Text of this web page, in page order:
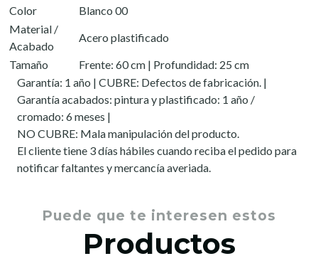
Color
Blanco 00
Material /
Acabado
Acero plastificado
Tamaño
Frente: 60 cm | Profundidad: 25 cm
Garantía: 1 año | CUBRE: Defectos de fabricación. |
Garantía acabados: pintura y plastificado: 1 año /
cromado: 6 meses |
NO CUBRE: Mala manipulación del producto.
El cliente tiene 3 días hábiles cuando reciba el pedido para
notificar faltantes y mercancía averiada.
Puede que te interesen estos
Productos